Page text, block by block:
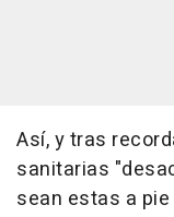
Así, y tras
sanitarias
sean estas a